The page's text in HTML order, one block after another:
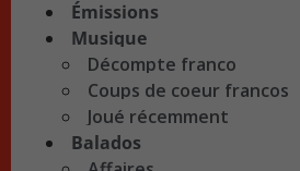
Émissions
Musique
Décompte franco
Coups de coeur francos
Joué récemment
Balados